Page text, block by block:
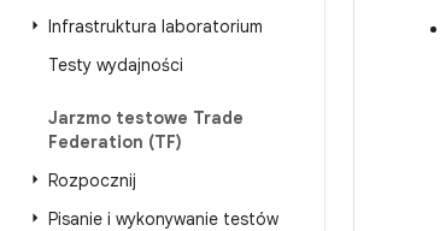
Infrastruktura laboratorium
Testy wydajności
Jarzmo testowe Trade
Federation (TF)
Rozpocznij
Pisanie i wykonywanie testów